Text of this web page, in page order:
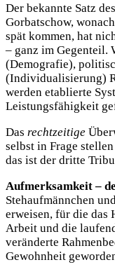
Der bekannte Satz
Gorbatschow,
spät kommen, hat
– ganz im Gegenteil.
(Demografie),
(Individualisierung)
werden etablierte
Leistungsfähigkeit
Das rechtzeitige
selbst in Frage stellen
das ist der dritte
Aufmerksamkeit –
Stehaufmännchen
erweisen, für die das
Arbeit und die
veränderte
Gewohnheit